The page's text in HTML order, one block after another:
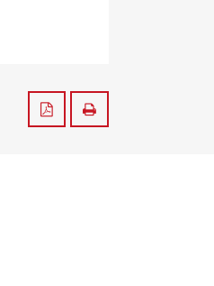
Zapisz do PDF
Drukuj